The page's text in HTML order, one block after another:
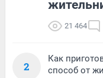
21 464
2
Как
способ от